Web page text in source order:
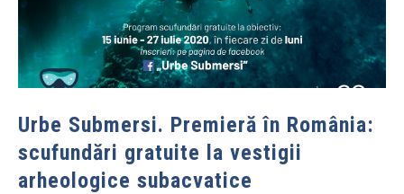
Urbe Submersi. Premieră în România:
scufundări gratuite la vestigii
arheologice subacvatice